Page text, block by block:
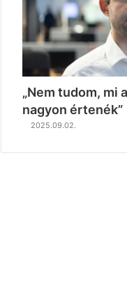
„Nem tudom, mi
nagyon értenék”
2025.09.02.